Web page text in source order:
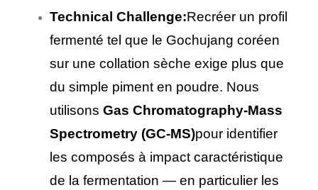
Technical Challenge:Recréer un profil
fermenté tel que le Gochujang coréen
sur une collation sèche exige plus que
du simple piment en poudre. Nous
utilisons Gas Chromatography-Mass
Spectrometry (GC-MS)pour identifier
les composés à impact caractéristique
de la fermentation — en particulier les